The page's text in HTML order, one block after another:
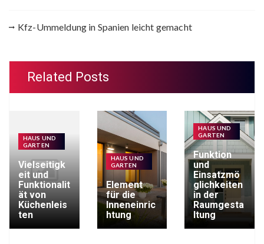
Kfz-Ummeldung in Spanien leicht gemacht
Related Posts
HAUS UND
GARTEN
Vielseitigk
eit und
Funktionalit
ät von
Küchenleis
ten
HAUS UND
GARTEN
Element
für die
Inneneinric
htung
HAUS UND
GARTEN
Funktion
und
Einsatzmö
glichkeiten
in der
Raumgesta
ltung